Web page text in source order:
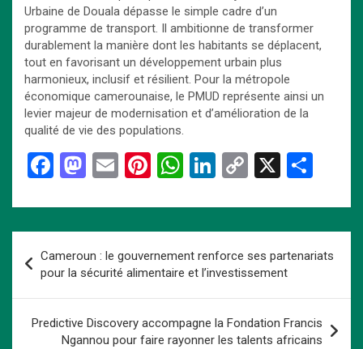
Urbaine de Douala dépasse le simple cadre d’un
programme de transport. Il ambitionne de transformer
durablement la manière dont les habitants se déplacent,
tout en favorisant un développement urbain plus
harmonieux, inclusif et résilient. Pour la métropole
économique camerounaise, le PMUD représente ainsi un
levier majeur de modernisation et d’amélioration de la
qualité de vie des populations.
F
ce
o
o
k
M
st
d
o
n
E
ail
Pi
er
t
W
at
A
p
p
Li
ke
dI
n
C
py
n
k
X
ta
g
er
de
l’article
Cameroun : le gouvernement renforce ses partenariats
pour la sécurité alimentaire et l’investissement
Predictive Discovery accompagne la Fondation Francis
Ngannou pour faire rayonner les talents africains